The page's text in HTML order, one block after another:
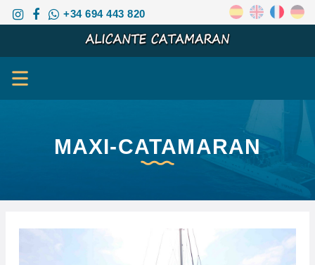
+34 694 443 820
MAXI-CATAMARAN